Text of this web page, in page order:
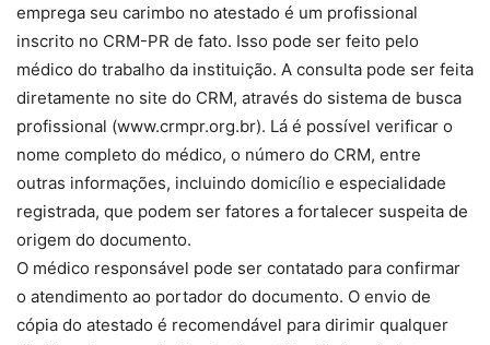
emprega seu carimbo no atestado é um profissional
inscrito no CRM-PR de fato. Isso pode ser feito pelo
médico do trabalho da instituição. A consulta pode ser feita
diretamente no site do CRM, através do sistema de busca
profissional (www.crmpr.org.br). Lá é possível verificar o
nome completo do médico, o número do CRM, entre
outras informações, incluindo domicílio e especialidade
registrada, que podem ser fatores a fortalecer suspeita de
origem do documento.
O médico responsável pode ser contatado para confirmar
o atendimento ao portador do documento. O envio de
cópia do atestado é recomendável para dirimir qualquer